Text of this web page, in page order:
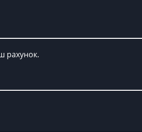
рахунок.